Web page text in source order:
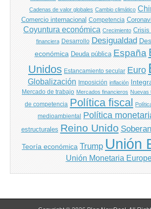
Cadenas de valor globales Cambio climático
Comercio internacional Competencia
Coyuntura económica Crecimiento Crisis
financiera Desarrollo Desigualdad
económica Deuda pública España
Unidos Estancamiento secular Euro
Globalización Imposición inflación
Mercado de trabajo Mercados financieros Nuevas
de competencia Política fiscal
medioambiental Política
estructurales Reino Unido
Teoría económica Trump Unión
Unión Monetaria